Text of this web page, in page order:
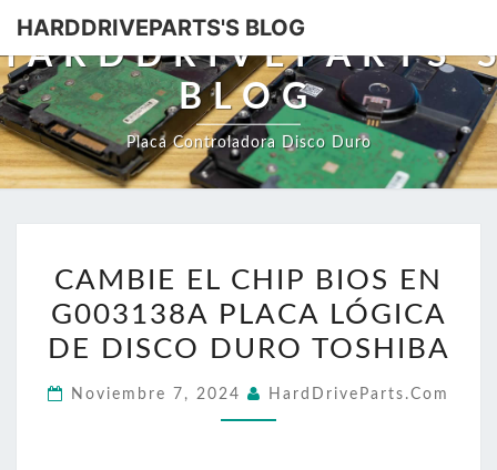
HARDDRIVEPARTS'S BLOG
BLOG
Placa Controladora Disco Duro
EL
CHIP
BIOS
G003138A
CAMBIE EL CHIP BIOS EN
G003138A PLACA LÓGICA
DE DISCO DURO TOSHIBA
Noviembre 7, 2024 HardDriveParts.com